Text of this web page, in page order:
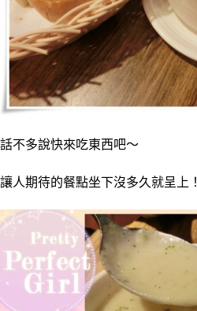
話不多說快來吃東西吧～
讓人期待的餐點坐下沒多久就呈上！